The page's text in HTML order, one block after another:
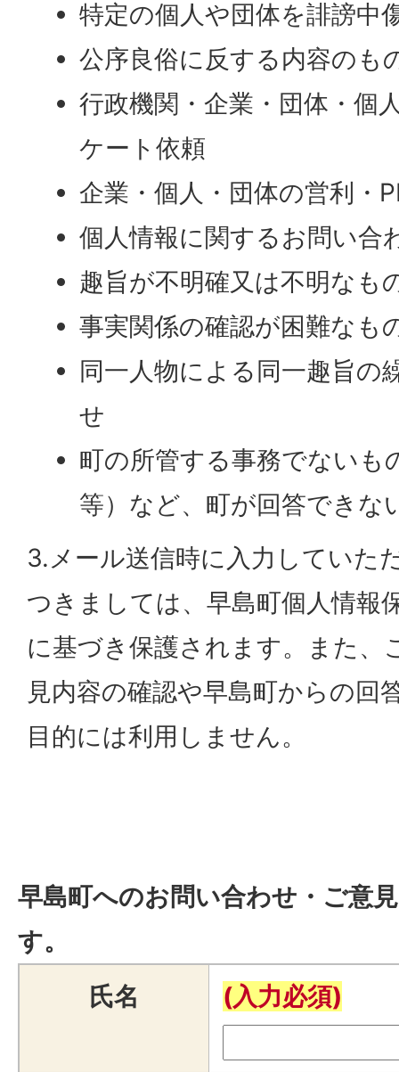
特定の個人や団体を誹謗中
公序良俗に反する内容のも
行政機関・企業・団体・個
ケート依頼
企業・個人・団体の営利・
個人情報に関するお問い合
趣旨が不明確又は不明なも
事実関係の確認が困難なも
同一人物による同一趣旨の
せ
町の所管する事務でないも
等）など、町が回答できな
3.メール送信時に入力していた
つきましては、早島町個人情報
に基づき保護されます。また、
見内容の確認や早島町からの回
目的には利用しません。
早島町へのお問い合わせ・ご意
す。
氏名
(入力必須)